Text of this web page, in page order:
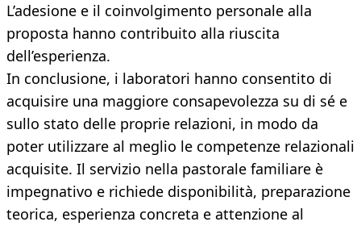
L’adesione e il coinvolgimento personale alla
proposta hanno contribuito alla riuscita
dell’esperienza.
In conclusione, i laboratori hanno consentito di
acquisire una maggiore consapevolezza su di sé e
sullo stato delle proprie relazioni, in modo da
poter utilizzare al meglio le competenze relazionali
acquisite. Il servizio nella pastorale familiare è
impegnativo e richiede disponibilità, preparazione
teorica, esperienza concreta e attenzione al